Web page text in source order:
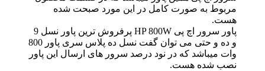
مربوط به صورت کامل در این مورد صبحت شده
هست.
پاور سرور اچ پی HP 800W پرفروش ترین پاور نسل 9
و ده و حتی می توان گفت نسل ده پلاس سری پاور 800
وات میباشد که در نود درصد سرور های ارسال این پاور
نصب شده هست.